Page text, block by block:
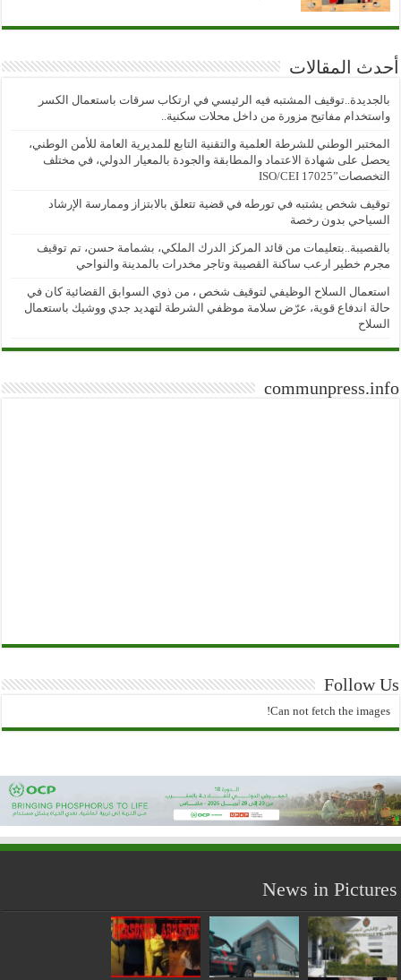
أحدث المقالات
بالجديدة..توقيف المشتبه فيه الرئيسي في ارتكاب سرقات باستعمال الكسر
واستخدام مفاتيح مزورة من داخل محلات سكنية..
المختبر الوطني للشرطة العلمية والتقنية التابع للمديرية العامة للأمن الوطني،
يحصل على شهادة الاعتماد والمطابقة والجودة بالمعيار الدولي، في مختلف
التخصصات”ISO/CEI 17025
توقيف شخص يشتبه في تورطه في قضية تتعلق بالابتزاز وممارسة الإرشاد
السياحي بدون رخصة
بالقصيبة..بتعليمات من قائد المركز الدرك الملكي، بشمامة حسن، تم توقيف
مجرم خطير ارعب ساكنة القصيبة وتاجر مخدرات بالمدينة والنواحي
استعمال السلاح الوظيفي لتوقيف شخص ، من ذوي السوابق القضائية كان في
حالة اندفاع قوية، عرّض سلامة موظفي الشرطة لتهديد جدي ووشيك باستعمال
السلاح
communpress.info
Follow Us
Can not fetch the images!
News in Pictures